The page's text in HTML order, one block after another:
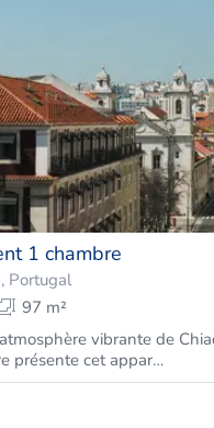
1 chambre
Portugal
97 m²
vibrante de
présente cet appar…